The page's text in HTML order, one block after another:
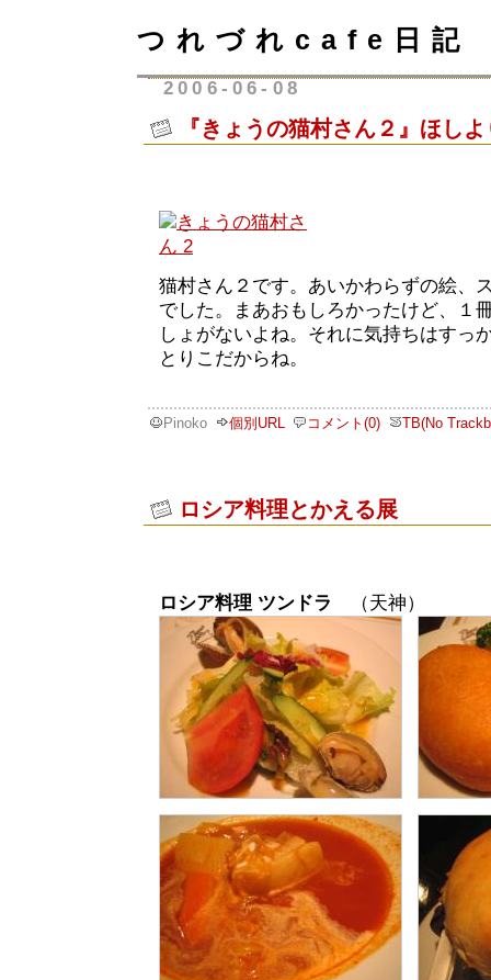
つれづれcafe日記
2006-06-08
『きょうの猫村さん２』ほし
猫村さん２です。あいかわらずの絵、
でした。まあおもしろかったけど、１
しょがないよね。それに気持ちはすっ
とりこだからね。
Pinoko 個別URL コメント(0) TB(No
ロシア料理とかえる展
ロシア料理 ツンドラ （天神）